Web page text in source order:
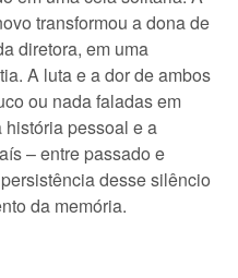
transformou a dona de
diretora, em uma
A luta e a dor de ambos
ou nada faladas em
pessoal e a
– entre passado e
desse silêncio
da memória.